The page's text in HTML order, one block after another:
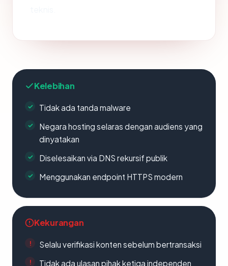
Kelebihan
Tidak ada tanda malware
Negara hosting selaras dengan audiens yang
dinyatakan
Diselesaikan via DNS rekursif publik
Menggunakan endpoint HTTPS modern
Kekurangan
Selalu verifikasi konten sebelum bertransaksi
Tidak ada ulasan pihak ketiga independen